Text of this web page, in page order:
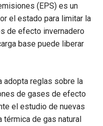
(EPS) es un
el estado para limitar la
de efecto invernadero
base puede liberar
adopta reglas sobre la
de gases de efecto
el estudio de nuevas
térmica de gas natural